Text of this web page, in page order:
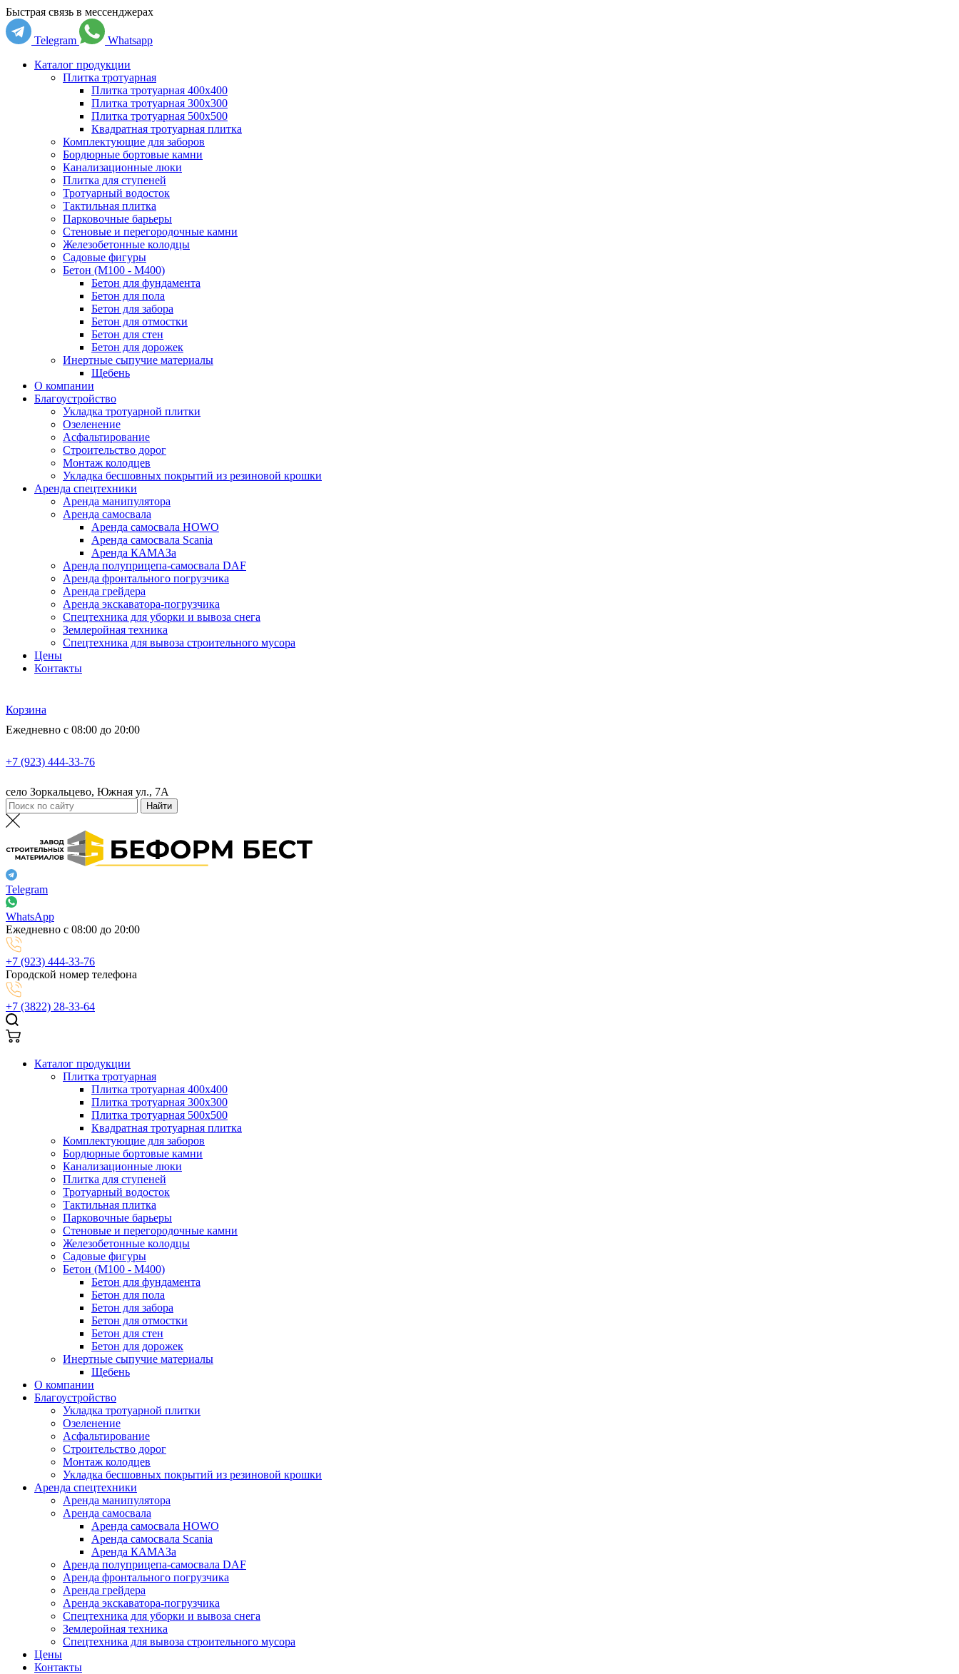
Быстрая связь в мессенджерах
Telegram
Whatsapp
Каталог продукции
Плитка тротуарная
Плитка тротуарная 400x400
Плитка тротуарная 300x300
Плитка тротуарная 500x500
Квадратная тротуарная плитка
Комплектующие для заборов
Бордюрные бортовые камни
Канализационные люки
Плитка для ступеней
Тротуарный водосток
Тактильная плитка
Парковочные барьеры
Стеновые и перегородочные камни
Железобетонные колодцы
Садовые фигуры
Бетон (М100 - М400)
Бетон для фундамента
Бетон для пола
Бетон для забора
Бетон для отмостки
Бетон для стен
Бетон для дорожек
Инертные сыпучие материалы
Щебень
О компании
Благоустройство
Укладка тротуарной плитки
Озеленение
Асфальтирование
Строительство дорог
Монтаж колодцев
Укладка бесшовных покрытий из резиновой крошки
Аренда спецтехники
Аренда манипулятора
Аренда самосвала
Аренда самосвала HOWO
Аренда самосвала Scania
Аренда КАМАЗа
Аренда полуприцепа-самосвала DAF
Аренда фронтального погрузчика
Аренда грейдера
Аренда экскаватора-погрузчика
Спецтехника для уборки и вывоза снега
Землеройная техника
Спецтехника для вывоза строительного мусора
Цены
Контакты
Корзина
Ежедневно с 08:00 до 20:00
+7 (923) 444-33-76
село Зоркальцево, Южная ул., 7А
Telegram
WhatsApp
Ежедневно с 08:00 до 20:00
+7 (923) 444-33-76
Городской номер телефона
+7 (3822) 28-33-64
Каталог продукции
Плитка тротуарная
Плитка тротуарная 400x400
Плитка тротуарная 300x300
Плитка тротуарная 500x500
Квадратная тротуарная плитка
Комплектующие для заборов
Бордюрные бортовые камни
Канализационные люки
Плитка для ступеней
Тротуарный водосток
Тактильная плитка
Парковочные барьеры
Стеновые и перегородочные камни
Железобетонные колодцы
Садовые фигуры
Бетон (М100 - М400)
Бетон для фундамента
Бетон для пола
Бетон для забора
Бетон для отмостки
Бетон для стен
Бетон для дорожек
Инертные сыпучие материалы
Щебень
О компании
Благоустройство
Укладка тротуарной плитки
Озеленение
Асфальтирование
Строительство дорог
Монтаж колодцев
Укладка бесшовных покрытий из резиновой крошки
Аренда спецтехники
Аренда манипулятора
Аренда самосвала
Аренда самосвала HOWO
Аренда самосвала Scania
Аренда КАМАЗа
Аренда полуприцепа-самосвала DAF
Аренда фронтального погрузчика
Аренда грейдера
Аренда экскаватора-погрузчика
Спецтехника для уборки и вывоза снега
Землеройная техника
Спецтехника для вывоза строительного мусора
Цены
Контакты